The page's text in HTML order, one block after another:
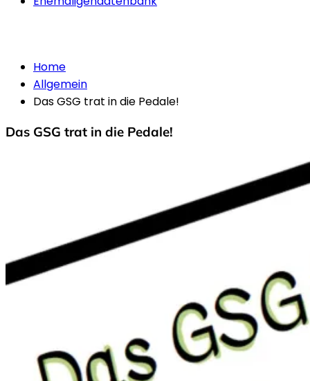
Home
Allgemein
Das GSG trat in die Pedale!
Das GSG trat in die Pedale!